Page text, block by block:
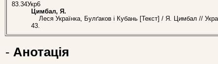
83.34Укр6
Цимбал, Я.
Леся Українка, Булґаков і Кубань [Текст] / Я. Цимбал //
43.
- Анотація